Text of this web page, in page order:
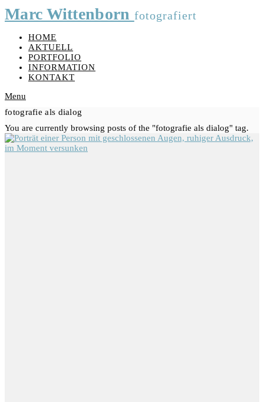
Marc Wittenborn fotografiert
HOME
AKTUELL
PORTFOLIO
INFORMATION
KONTAKT
Menu
fotografie als dialog
You are currently browsing posts of the "fotografie als dialog" tag.